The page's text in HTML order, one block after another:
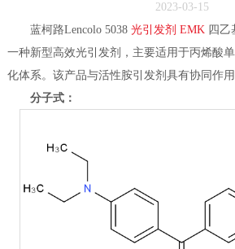
2023-03-15
蓝柯路Lencolo 5038 光引发剂 EMK 四乙
一种新型高效光引发剂，主要适用于丙烯酸
化体系。该产品与活性胺引发剂具有协同作用
分子式：